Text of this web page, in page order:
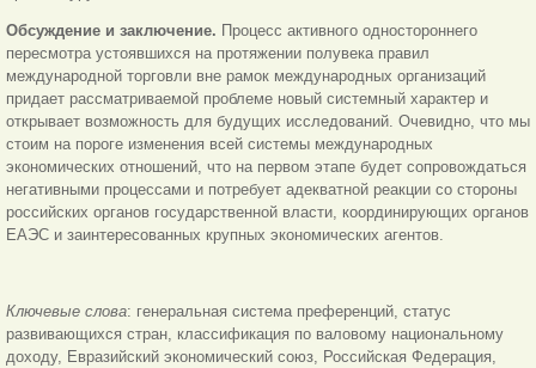
Обсуждение и заключение. Процесс активного одностороннего
пересмотра устоявшихся на протяжении полувека правил
международной торговли вне рамок международных организаций
придает рассматриваемой проблеме новый системный характер и
открывает возможность для будущих исследований. Очевидно, что мы
стоим на пороге изменения всей системы международных
экономических отношений, что на первом этапе будет сопровождаться
негативными процессами и потребует адекватной реакции со стороны
российских органов государственной власти, координирующих органов
ЕАЭС и заинтересованных крупных экономических агентов.
Ключевые слова: генеральная система преференций, статус
развивающихся стран, классификация по валовому национальному
доходу, Евразийский экономический союз, Российская Федерация,